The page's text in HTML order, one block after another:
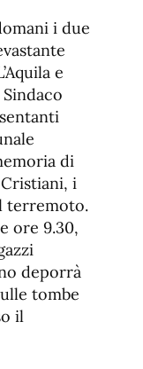
i due
e
di
i
terremoto.
ore 9.30,
deporrà
tombe
il